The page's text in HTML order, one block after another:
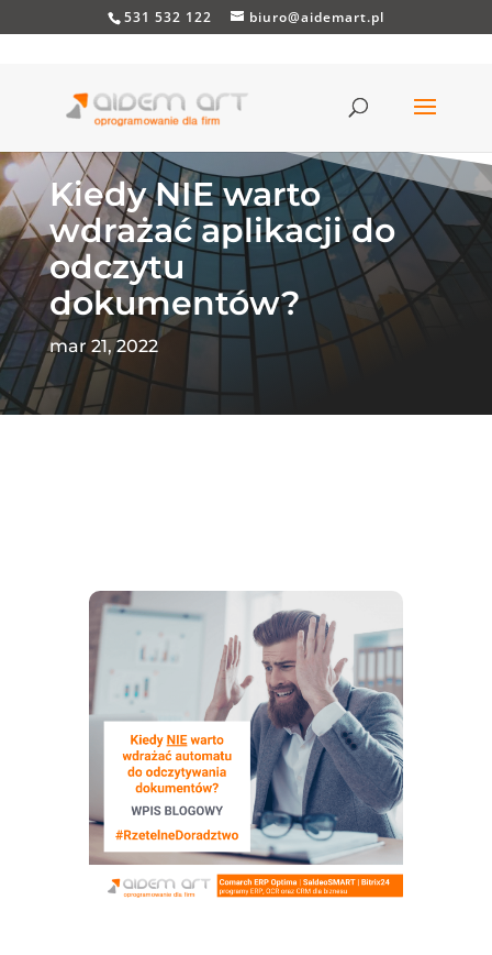
531 532 122 biuro@aidemart.pl
Kiedy NIE warto
wdrażać aplikacji do
odczytu
dokumentów?
mar 21, 2022